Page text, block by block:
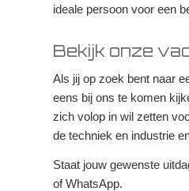
ideale persoon voor een
Bekijk onze
Als jij op zoek bent naar
eens bij ons te komen
zich volop in wil zetten
de techniek en industrie
Staat jouw gewenste
of WhatsApp.